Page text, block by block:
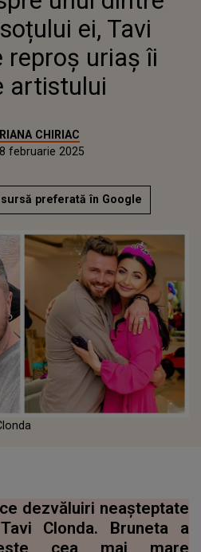
ARTISTULUI
ei, Tavi
reproș uriaș îi
artistului
CHIRIAC
februarie 2025
preferată în Google
dezvăluiri neașteptate
Clonda. Bruneta a
cea mai mare